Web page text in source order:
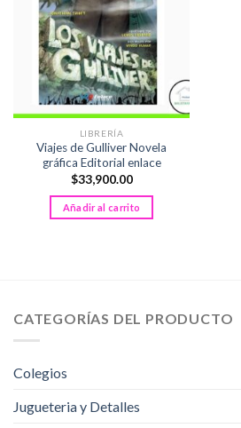
LIBRERÍA
Viajes de Gulliver Novela
gráfica Editorial enlace
$33,900.00
Añadir al carrito
CATEGORÍAS DEL PRODUCTO
Colegios
Jugueteria y Detalles